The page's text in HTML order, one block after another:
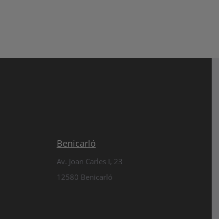
Benicarló
Av. Joan Carles I, 23
12580 Benicarló